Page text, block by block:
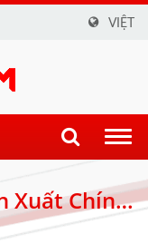
VIỆT
Xuất Chính
Tiến Bởi